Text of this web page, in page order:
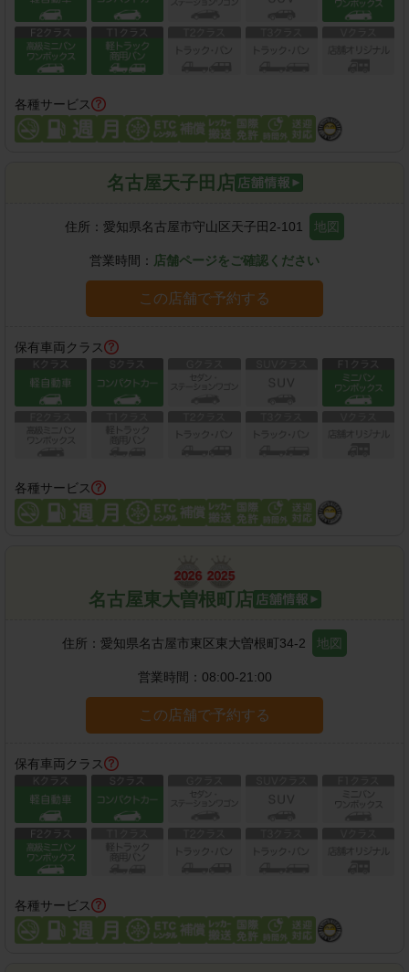
各種サービス
名古屋天子田店
住所： 愛知県名古屋市守山区天子田2-101 地図
営業時間： 店舗ページをご確認ください
この店舗で予約する
保有車両クラス
各種サービス
名古屋東大曽根町店
住所： 愛知県名古屋市東区東大曽根町34-2 地図
営業時間： 08:00-21:00
この店舗で予約する
保有車両クラス
各種サービス